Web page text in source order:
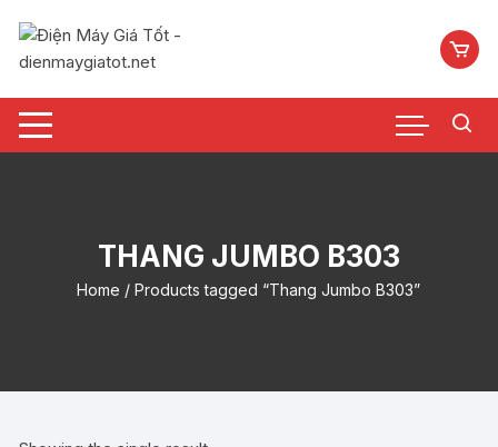
nội
THANG JUMBO B303
Home / Products tagged “Thang Jumbo B303”